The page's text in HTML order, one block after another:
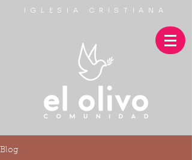
IGLESIA CRISTIANA
Blog